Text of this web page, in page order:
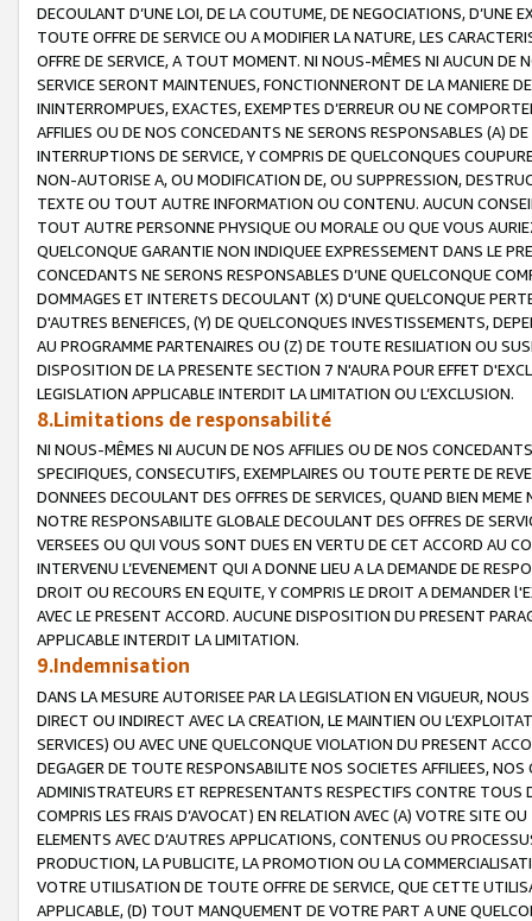
DECOULANT D’UNE LOI, DE LA COUTUME, DE NEGOCIATIONS, D’UNE
TOUTE OFFRE DE SERVICE OU A MODIFIER LA NATURE, LES
OFFRE DE SERVICE, A TOUT MOMENT. NI NOUS-MÊMES NI AUCUN DE
SERVICE SERONT MAINTENUES, FONCTIONNERONT DE LA MANIERE
ININTERROMPUES, EXACTES, EXEMPTES D’ERREUR OU NE
AFFILIES OU DE NOS CONCEDANTS NE SERONS RESPONSABLES (A)
INTERRUPTIONS DE SERVICE, Y COMPRIS DE QUELCONQUES
NON-AUTORISE A, OU MODIFICATION DE, OU SUPPRESSION,
TEXTE OU TOUT AUTRE INFORMATION OU CONTENU. AUCUN
TOUT AUTRE PERSONNE PHYSIQUE OU MORALE OU QUE VOUS
QUELCONQUE GARANTIE NON INDIQUEE EXPRESSEMENT DANS LE
CONCEDANTS NE SERONS RESPONSABLES D’UNE QUELCONQUE
DOMMAGES ET INTERETS DECOULANT (X) D'UNE QUELCONQUE
D'AUTRES BENEFICES, (Y) DE QUELCONQUES INVESTISSEMENTS,
AU PROGRAMME PARTENAIRES OU (Z) DE TOUTE RESILIATION OU
DISPOSITION DE LA PRESENTE SECTION 7 N'AURA POUR EFFET
LEGISLATION APPLICABLE INTERDIT LA LIMITATION OU L’EXCLUSION.
8.Limitations de responsabilité
NI NOUS-MÊMES NI AUCUN DE NOS AFFILIES OU DE NOS
SPECIFIQUES, CONSECUTIFS, EXEMPLAIRES OU TOUTE PERTE DE
DONNEES DECOULANT DES OFFRES DE SERVICES, QUAND BIEN
NOTRE RESPONSABILITE GLOBALE DECOULANT DES OFFRES DE
VERSEES OU QUI VOUS SONT DUES EN VERTU DE CET ACCORD AU
INTERVENU L’EVENEMENT QUI A DONNE LIEU A LA DEMANDE DE
DROIT OU RECOURS EN EQUITE, Y COMPRIS LE DROIT A DEMANDER
AVEC LE PRESENT ACCORD. AUCUNE DISPOSITION DU PRESENT
APPLICABLE INTERDIT LA LIMITATION.
9.Indemnisation
DANS LA MESURE AUTORISEE PAR LA LEGISLATION EN VIGUEUR,
DIRECT OU INDIRECT AVEC LA CREATION, LE MAINTIEN OU
SERVICES) OU AVEC UNE QUELCONQUE VIOLATION DU PRESENT
DEGAGER DE TOUTE RESPONSABILITE NOS SOCIETES AFFILIEES,
ADMINISTRATEURS ET REPRESENTANTS RESPECTIFS CONTRE
COMPRIS LES FRAIS D’AVOCAT) EN RELATION AVEC (A) VOTRE SITE
ELEMENTS AVEC D’AUTRES APPLICATIONS, CONTENUS OU
PRODUCTION, LA PUBLICITE, LA PROMOTION OU LA
VOTRE UTILISATION DE TOUTE OFFRE DE SERVICE, QUE CETTE
APPLICABLE, (D) TOUT MANQUEMENT DE VOTRE PART A UNE